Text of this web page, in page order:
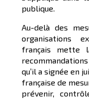
publique.
Au-delà des
organisations
français mette
qu’il a signée en
française de
prévenir,